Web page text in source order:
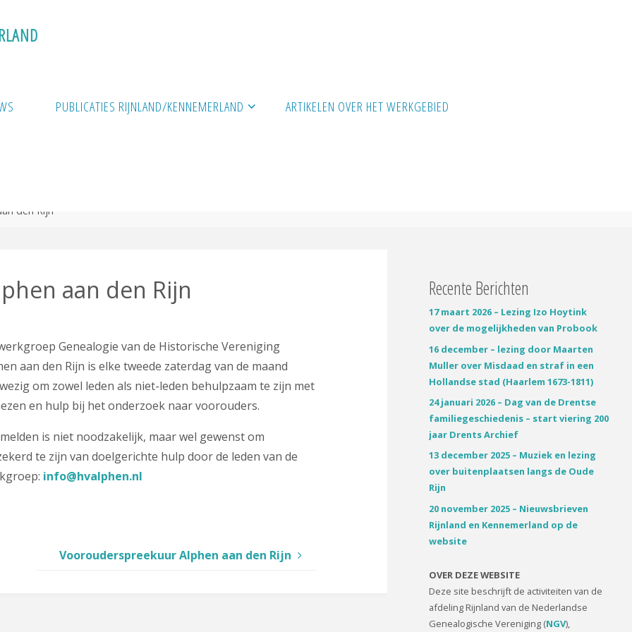
LAND
PUBLICATIES RIJNLAND/KENNEMERLAND ARTIKELEN OVER HET WERKGEBIED
den Rijn
aan den Rijn
Genealogie van de Historische Vereniging
aan den Rijn is elke tweede zaterdag van de maand
om zowel leden als niet-leden behulpzaam te zijn met
en hulp bij het onderzoek naar voorouders.
is niet noodzakelijk, maar wel gewenst om
te zijn van doelgerichte hulp door de leden van de
info@hvalphen.nl
Voorouderspreekuur Alphen aan den Rijn
Recente Berichten
17 maart 2026 – Lezing Izo Hoytink
over de mogelijkheden van Probook
16 december – lezing door Maarten
Muller over Misdaad en straf in een
Hollandse stad (Haarlem 1673-1811)
24 januari 2026 – Dag van de Drentse
familiegeschiedenis – start viering 200
jaar Drents Archief
13 december 2025 – Muziek en lezing
over buitenplaatsen langs de Oude
Rijn
20 november 2025 – Nieuwsbrieven
Rijnland en Kennemerland op de
website
OVER DEZE WEBSITE
Deze site beschrijft de activiteiten van de
afdeling Rijnland van de Nederlandse
Genealogische Vereniging (NGV),